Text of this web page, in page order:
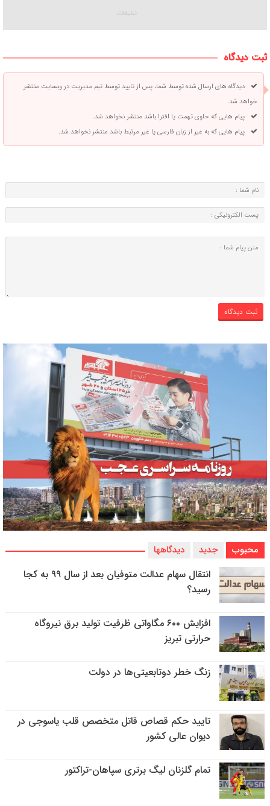
ثبت دیدگاه
دیدگاه های ارسال شده توسط شما، پس از تایید توسط تیم مدیریت در وبسایت منتشر
خواهد شد.
پیام هایی که حاوی تهمت یا افترا باشد منتشر نخواهد شد.
پیام هایی که به غیر از زبان فارسی یا غیر مرتبط باشد منتشر نخواهد شد.
محبوب جدید دیدگاهها
انتقال سهام عدالت متوفیان بعد از سال ۹۹ به کجا
رسید؟
افزایش ۶۰۰ مگاواتی ظرفیت تولید برق نیروگاه
حرارتی تبریز
زنگ خطر دوتابعیتی‌ها در دولت
تایید حکم قصاص قاتل متخصص قلب یاسوجی در
دیوان عالی کشور
تمام گلزنان لیگ‌ برتری سپاهان-تراکتور